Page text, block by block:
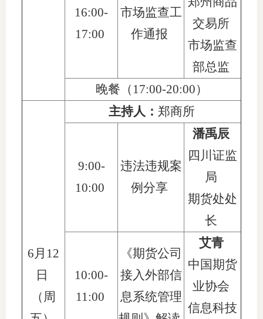
16:00-
17:00
市场监查工
作通报
交易所
市场监查
部总监
晚餐（ 17:00-20:00）
6月12
日
（周
主持人： 郑商所
9:00-
10:00
违法违规案
例分享
潘禹辰
四川证监
局
期货处处
长
10:00-
11:00
《期货公司
接入外部信
息系统管理
艾青
中国期货
业协会
信息科技